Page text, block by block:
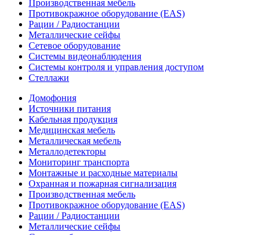
Производственная мебель
Противокражное оборудование (EAS)
Рации / Радиостанции
Металлические сейфы
Сетевое оборудование
Системы видеонаблюдения
Системы контроля и управления доступом
Стеллажи
Домофония
Источники питания
Кабельная продукция
Медицинская мебель
Металлическая мебель
Металлодетекторы
Мониторинг транспорта
Монтажные и расходные материалы
Охранная и пожарная сигнализация
Производственная мебель
Противокражное оборудование (EAS)
Рации / Радиостанции
Металлические сейфы